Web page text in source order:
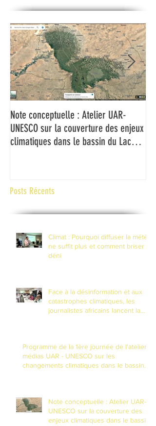
Note conceptuelle : Atelier UAR-
UNESCO sur la couverture des enjeux
climatiques dans le bassin du Lac
Posts Récents
Climat : Pourquoi diffuser la météo
ne suffit plus et comment briser le
déni
Face à la désinformation et aux
catastrophes climatiques, les
journalistes africains lancent la
Programme de la 1ère journée de l'atelier
médias UAR - UNESCO sur les
changements climatiques dans le bassin
Note conceptuelle : Atelier UAR-
UNESCO sur la couverture des
enjeux climatiques dans le bassin